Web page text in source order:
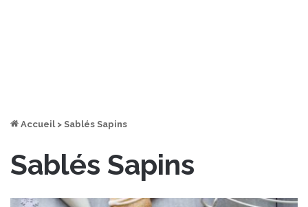
Accueil > Sablés Sapins
Sablés Sapins